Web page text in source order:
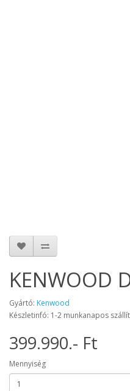
KENWOOD
Gyártó: Kenwood
Készletinfó: 1-2 munkanapos
399.990.- Ft
Mennyiség